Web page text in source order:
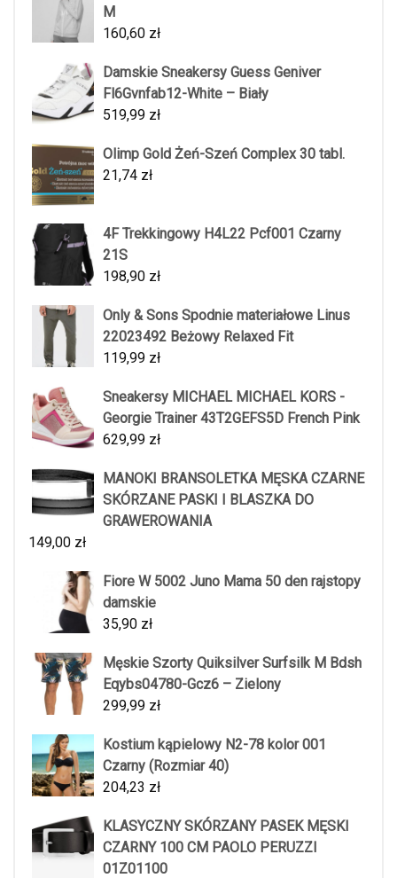
M
160,60 zł
Damskie Sneakersy Guess Geniver
Fl6Gvnfab12-White – Biały
519,99 zł
Olimp Gold Żeń-Szeń Complex 30 tabl.
21,74 zł
4F Trekkingowy H4L22 Pcf001 Czarny
21S
198,90 zł
Only & Sons Spodnie materiałowe Linus
22023492 Beżowy Relaxed Fit
119,99 zł
Sneakersy MICHAEL MICHAEL KORS -
Georgie Trainer 43T2GEFS5D French Pink
629,99 zł
MANOKI BRANSOLETKA MĘSKA CZARNE
SKÓRZANE PASKI I BLASZKA DO
GRAWEROWANIA
149,00 zł
Fiore W 5002 Juno Mama 50 den rajstopy
damskie
35,90 zł
Męskie Szorty Quiksilver Surfsilk M Bdsh
Eqybs04780-Gcz6 – Zielony
299,99 zł
Kostium kąpielowy N2-78 kolor 001
Czarny (Rozmiar 40)
204,23 zł
KLASYCZNY SKÓRZANY PASEK MĘSKI
CZARNY 100 CM PAOLO PERUZZI
01Z01100